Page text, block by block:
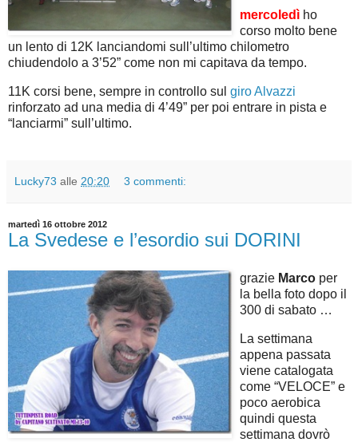
mercoledì ho
corso molto bene
un lento di 12K lanciandomi sull’ultimo chilometro
chiudendolo a 3’52” come non mi capitava da tempo.
11K corsi bene, sempre in controllo sul giro Alvazzi
rinforzato ad una media di 4’49” per poi entrare in pista e
“lanciarmi” sull’ultimo.
Lucky73 alle 20:20 3 commenti:
martedì 16 ottobre 2012
La Svedese e l’esordio sui DORINI
grazie Marco per
la bella foto dopo il
300 di sabato …
La settimana
appena passata
viene catalogata
come “VELOCE” e
poco aerobica
quindi questa
settimana dovrò